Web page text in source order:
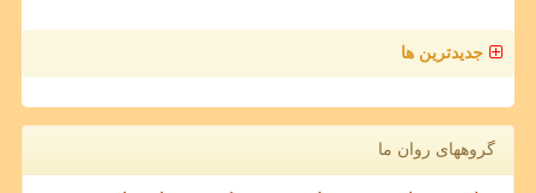
جدیدترین ها
گروههای روان ما